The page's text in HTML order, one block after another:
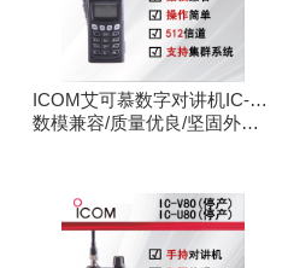
ICOM艾可慕数字对讲机IC-
F3161D IC-F4161D
数模兼容/质量优良/坚固外观/